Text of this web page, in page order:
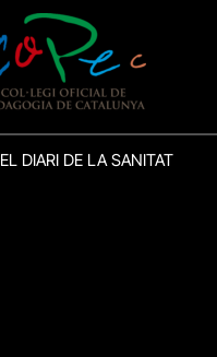
EL DIARI DE LA SANITAT